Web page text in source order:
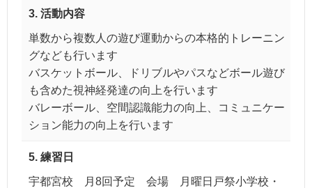
3. 活動内容
単数から複数人の遊び運動からの本格的トレーニン
グなども行います
バスケットボール、ドリブルやパスなどボール遊び
も含めた視神経発達の向上を行います
バレーボール、空間認識能力の向上、コミュニケー
ション能力の向上を行います
5. 練習日
宇都宮校 月8回予定 会場 月曜日戸祭小学校・